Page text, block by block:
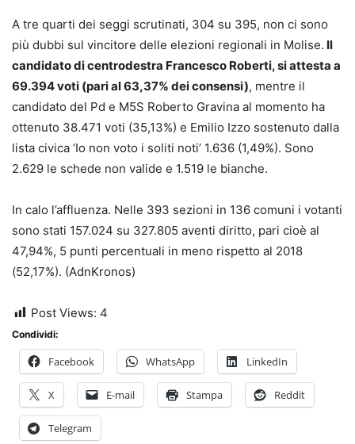
A tre quarti dei seggi scrutinati, 304 su 395, non ci sono
più dubbi sul vincitore delle elezioni regionali in Molise. Il
candidato di centrodestra Francesco Roberti, si attesta a
69.394 voti (pari al 63,37% dei consensi), mentre il
candidato del Pd e M5S Roberto Gravina al momento ha
ottenuto 38.471 voti (35,13%) e Emilio Izzo sostenuto dalla
lista civica ‘Io non voto i soliti noti’ 1.636 (1,49%). Sono
2.629 le schede non valide e 1.519 le bianche.
In calo l’affluenza. Nelle 393 sezioni in 136 comuni i votanti
sono stati 157.024 su 327.805 aventi diritto, pari cioè al
47,94%, 5 punti percentuali in meno rispetto al 2018
(52,17%). (AdnKronos)
Post Views: 4
Condividi:
Facebook WhatsApp LinkedIn
X E-mail Stampa Reddit
Telegram